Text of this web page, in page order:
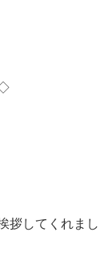
◇
拶してくれまし